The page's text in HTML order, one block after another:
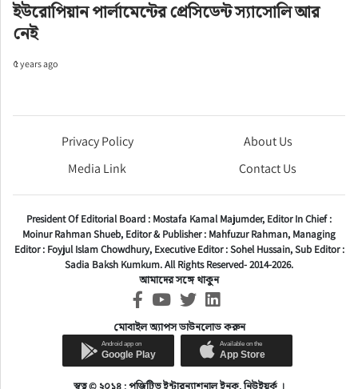
ইউরোপিয়ান পার্লামেন্টের প্রেসিডেন্ট স্যাসোলি আর
নেই
৫ years ago
Privacy Policy
About Us
Media Link
Contact Us
President Of Editorial Board : Mostafa Kamal Majumder, Editor In Chief :
Moinur Rahman Shueb, Editor & Publisher : Mahfuzur Rahman, Managing
Editor : Foyjul Islam Chowdhury, Executive Editor :Sohel Hussain,Sub Editor :
Sadia Baksh Kumkum. All Rights Reserved- 2014-2026.
আমাদের সঙ্গে থাকুন
মোবাইল অ্যাপস ডাউনলোড করুন